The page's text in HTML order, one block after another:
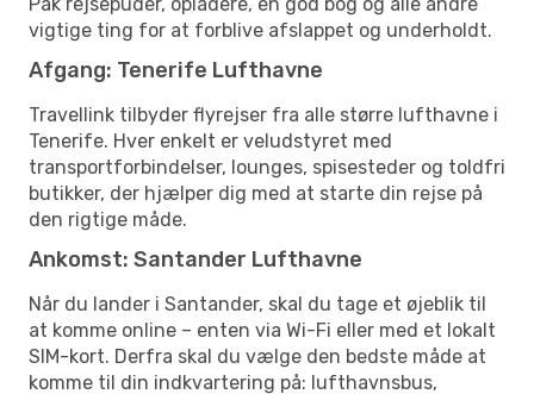
vigtige ting for at forblive afslappet og underholdt.
Afgang: Tenerife Lufthavne
Travellink tilbyder flyrejser fra alle større lufthavne i
Tenerife. Hver enkelt er veludstyret med
transportforbindelser, lounges, spisesteder og toldfri
butikker, der hjælper dig med at starte din rejse på
den rigtige måde.
Ankomst: Santander Lufthavne
Når du lander i Santander, skal du tage et øjeblik til
at komme online – enten via Wi-Fi eller med et lokalt
SIM-kort. Derfra skal du vælge den bedste måde at
komme til din indkvartering på: lufthavnsbus,